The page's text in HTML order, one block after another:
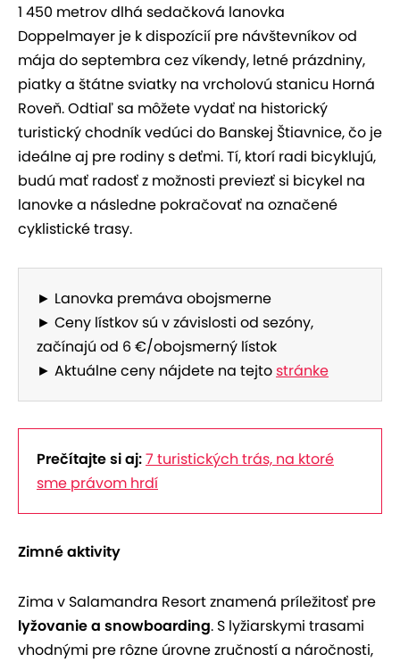
1 450 metrov dlhá sedačková lanovka
Doppelmayer je k dispozícií pre návštevníkov od
mája do septembra cez víkendy, letné prázdniny,
piatky a štátne sviatky na vrcholovú stanicu Horná
Roveň. Odtiaľ sa môžete vydať na historický
turistický chodník vedúci do Banskej Štiavnice, čo je
ideálne aj pre rodiny s deťmi. Tí, ktorí radi bicyklujú,
budú mať radosť z možnosti previezť si bicykel na
lanovke a následne pokračovať na označené
cyklistické trasy.
► Lanovka premáva obojsmerne
► Ceny lístkov sú v závislosti od sezóny,
začínajú od 6 €/obojsmerný lístok
► Aktuálne ceny nájdete na tejto stránke
Prečítajte si aj:7 turistických trás, na ktoré
sme právom hrdí
Zimné aktivity
Zima v Salamandra Resort znamená príležitosť pre
lyžovanie a snowboarding. S lyžiarskymi trasami
vhodnými pre rôzne úrovne zručností a náročnosti,